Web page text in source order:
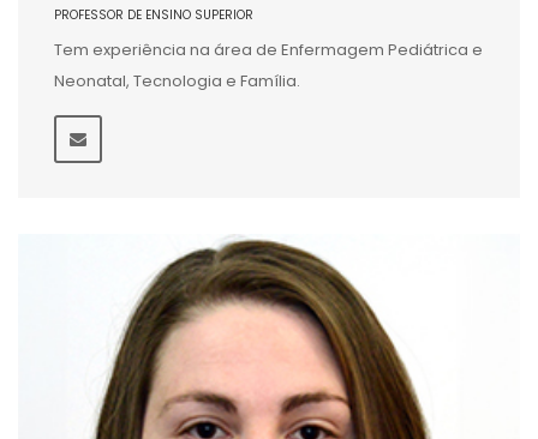
PROFESSOR DE ENSINO SUPERIOR
Tem experiência na área de Enfermagem Pediátrica e
Neonatal, Tecnologia e Família.